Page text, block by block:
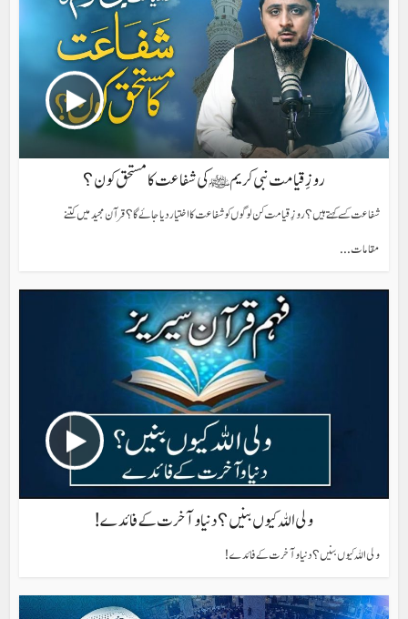
روزِ قیامت نبی کریم ﷺ کی شفاعت کا مستحق کون؟
شفاعت کسے کہتے ہیں؟ روزِ قیامت کن لوگوں کو شفاعت کا اختیار دیا جائے گا؟ قرآن مجید میں کتنے
مقامات...
ولی اللہ کیوں بنیں؟ دنیا وآخرت کے فائدے !
ولی اللہ کیوں بنیں؟ دنیا وآخرت کے فائدے !